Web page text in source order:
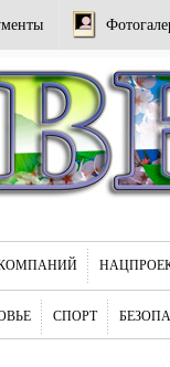
СПОРТ